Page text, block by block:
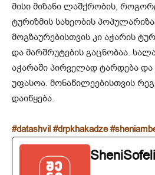
მისი მიზანი ლაშქრობის,
ტურიზმის სახეობის
მოგზაურებისთვის კი აჭარის
და მარშრუტების გაცნობაა.
აჭარაში პირველად ტარდება და
უფასოა. მონაწილეებისთვის
დაიწყება.
#datashvil #drpkhakadze